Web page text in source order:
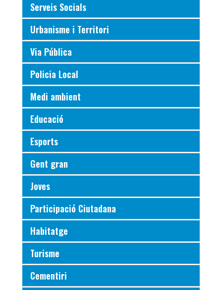
Serveis Socials
Urbanisme i Territori
Via Pública
Policia Local
Medi ambient
Educació
Esports
Gent gran
Joves
Participació Ciutadana
Habitatge
Turisme
Cementiri